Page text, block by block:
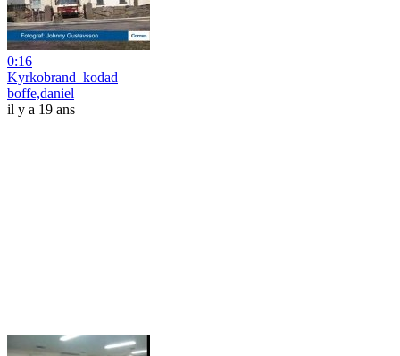
0:16
Kyrkobrand_kodad
boffe,daniel
il y a 19 ans